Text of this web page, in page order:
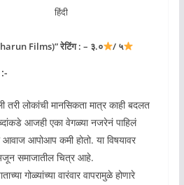
हिंदी
Films)” रेटिंग : – ३.० / ५
:-
तरी लोकांची मानसिकता मात्र काही बदलत
आजही एका वेगळ्या नजरेनं पाहिलं
आवाज आपोआप कमी होतो. या विषयावर
समाजातील चित्र आहे.
गोळ्यांच्या वारंवार वापरामुळे होणारे